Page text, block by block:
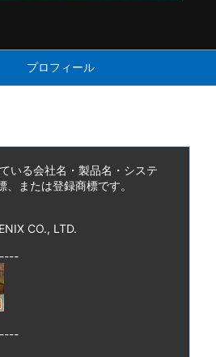
プロフィール
いる会社名・製品名・システ
、または登録商標です。
CO., LTD.